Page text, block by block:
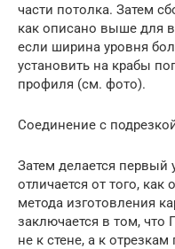
части потолка. Затем
как описано выше для
если ширина уровня
установить на крабы
профиля (см. фото).
Соединение с
Затем делается
отличается от того,
метода изготовления
заключается в том, что
не к стене, а к